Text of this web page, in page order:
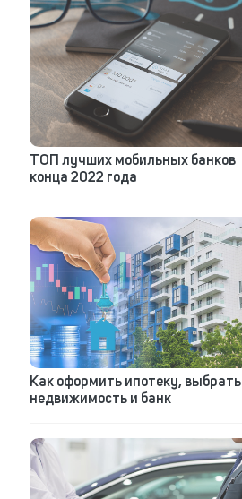
ТОП лучших мобильных банков
конца 2022 года
Как оформить ипотеку, выбрать
недвижимость и банк